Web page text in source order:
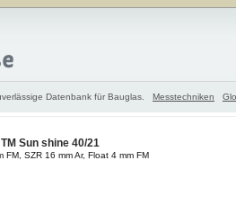
Datenbank für Bauglas. Messtechniken
Sun shine 40/21
FM, SZR 16 mm Ar, Float 4 mm FM